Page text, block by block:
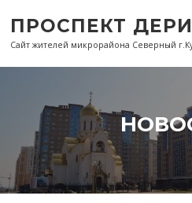
содержанию
ПРОСПЕКТ
Сайт жителей микрорайона Северный